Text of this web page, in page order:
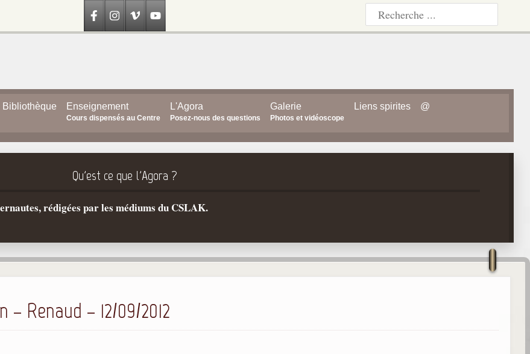
Bibliothèque Enseignement
Cours dispensés au Centre
L'Agora
Posez-nous des questions
Galerie
Photos et vidéoscope
Liens spirites @
Qu'est ce que l'Agora ?
rédigées par les médiums du CSLAK.
– Renaud – 12/09/2012